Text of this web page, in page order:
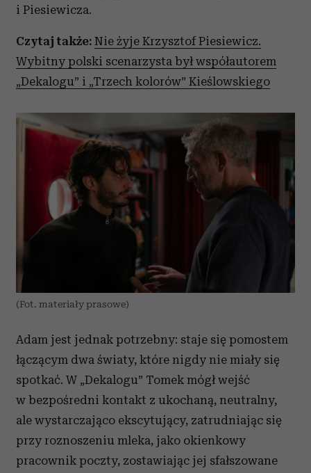
otrzymanymi od Ciebie lub uzyskanymi podczas
i Piesiewicza.
Czytaj także: Nie żyje Krzysztof Piesiewicz.
Wybitny polski scenarzysta był współautorem
„Dekalogu” i „Trzech kolorów” Kieślowskiego
(Fot. materiały prasowe)
Adam jest jednak potrzebny: staje się pomostem
łączącym dwa światy, które nigdy nie miały się
spotkać. W „Dekalogu” Tomek mógł wejść
w bezpośredni kontakt z ukochaną, neutralny,
ale wystarczająco ekscytujący, zatrudniając się
przy roznoszeniu mleka, jako okienkowy
pracownik poczty, zostawiając jej sfałszowane